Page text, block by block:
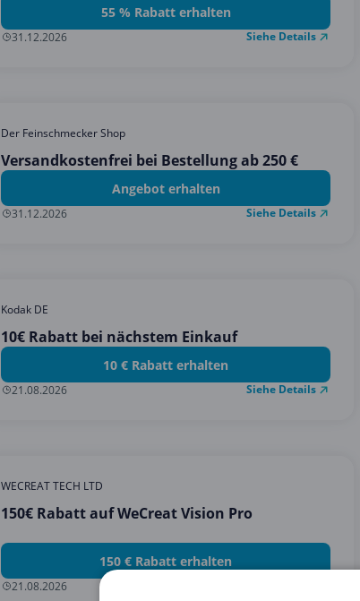
55 % Rabatt erhalten
31.12.2026 Siehe Details
Der Feinschmecker Shop
Versandkostenfrei bei Bestellung ab 250 €
Angebot erhalten
31.12.2026 Siehe Details
Kodak DE
10€ Rabatt bei nächstem Einkauf
10 € Rabatt erhalten
21.08.2026 Siehe Details
WECREAT TECH LTD
150€ Rabatt auf WeCreat Vision Pro
150 € Rabatt erhalten
21.08.2026